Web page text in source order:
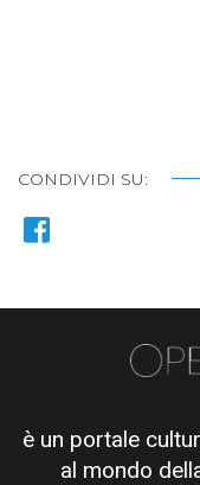
CONDIVIDI SU:
è un portale
al mondo